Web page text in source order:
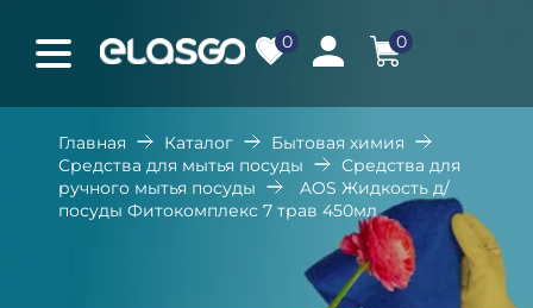
0 0
Главная Каталог
Бытовая химия
Средства для мытья посуды
Средства для
ручного мытья посуды
AOS Жидкость д/
посуды Фитокомплекс 7 трав 450мл